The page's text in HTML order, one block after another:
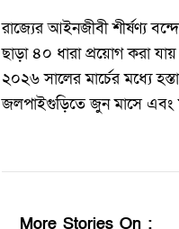
রাজ্যের আইনজীবী শীর্ষণ্য
ছাড়া ৪০ ধারা প্রয়োগ করা
২০২৬ সালের মার্চের মধ্যে
জলপাইগুড়িতে জুন মাসে এবং
More Stories On :